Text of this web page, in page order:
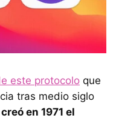
este protocolo que
tras medio siglo
creó en 1971 el